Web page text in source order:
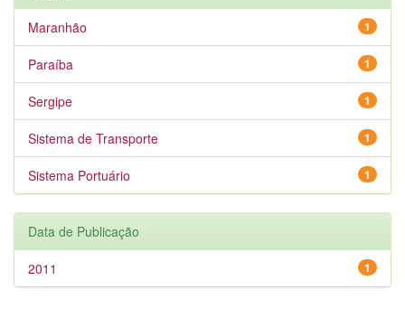
1
Maranhão
1
Paraíba
1
Sergipe
1
Sistema de Transporte
1
Sistema Portuário
Data de Publicação
1
2011